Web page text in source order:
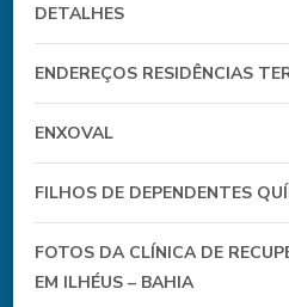
DETALHES
ENDEREÇOS RESIDÊNCIAS
ENXOVAL
FILHOS DE DEPENDENTES
FOTOS DA CLÍNICA DE
EM ILHÉUS – BAHIA